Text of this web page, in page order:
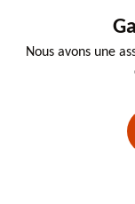
Nous avons une